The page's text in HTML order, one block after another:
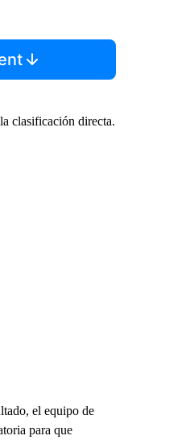
clasificación directa.
el equipo de
para que